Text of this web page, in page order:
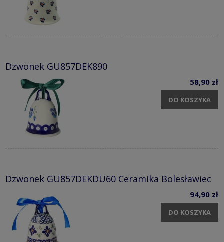
Dzwonek GU857DEK890
58,90 zł
DO KOSZYKA
Dzwonek GU857DEKDU60 Ceramika Bolesławiec
94,90 zł
DO KOSZYKA